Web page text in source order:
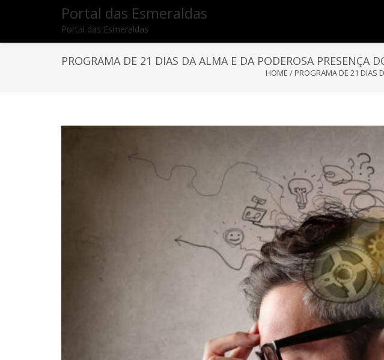
Portal das Esmeraldas
Portal das Esmeraldas
PROGRAMA DE 21 DIAS DA ALMA E DA PODEROSA PRESENÇA
HOME / PROGRAMA DE 21 DIAS